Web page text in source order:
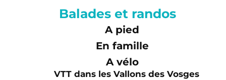
Balades et randos
A pied
En famille
A vélo
VTT dans les Vallons des Vosges